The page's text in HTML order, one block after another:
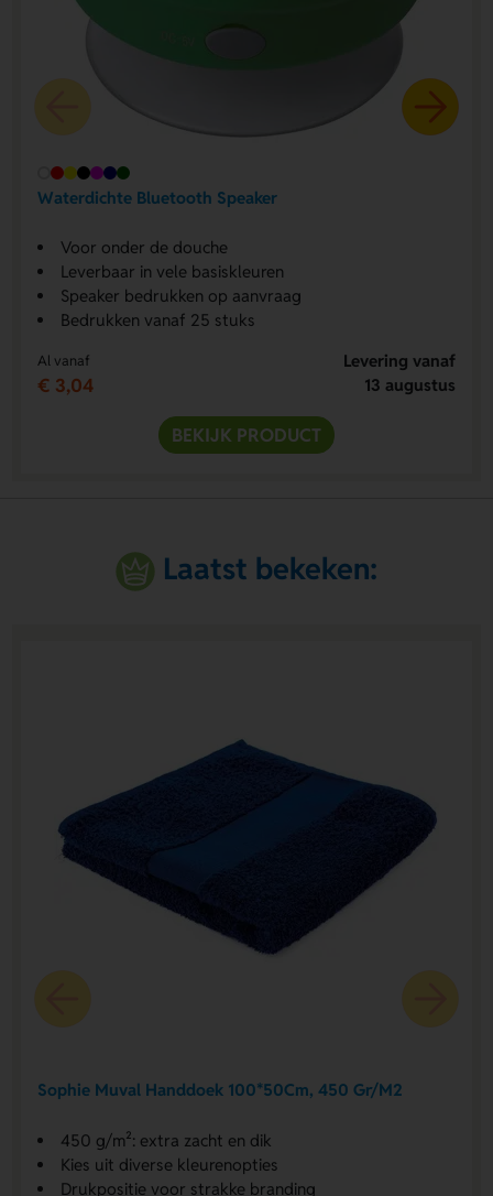
Waterdichte Bluetooth Speaker
Voor onder de douche
Leverbaar in vele basiskleuren
Speaker bedrukken op aanvraag
Bedrukken vanaf 25 stuks
Al vanaf
€ 3,04
Levering vanaf
13 augustus
BEKIJK PRODUCT
Laatst bekeken:
Sophie Muval Handdoek 100*50Cm, 450 Gr/M2
450 g/m²: extra zacht en dik
Kies uit diverse kleurenopties
Drukpositie voor strakke branding